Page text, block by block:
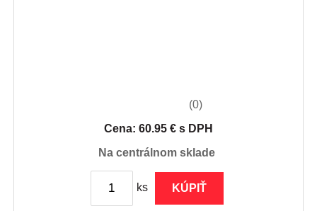
(0)
Cena: 60.95 € s DPH
na centrálnom sklade
ks KÚPIŤ